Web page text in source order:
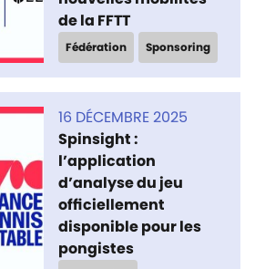
de la FFTT
Fédération Sponsoring
16 DÉCEMBRE 2025
Spinsight :
l’application
d’analyse du jeu
officiellement
disponible pour les
pongistes